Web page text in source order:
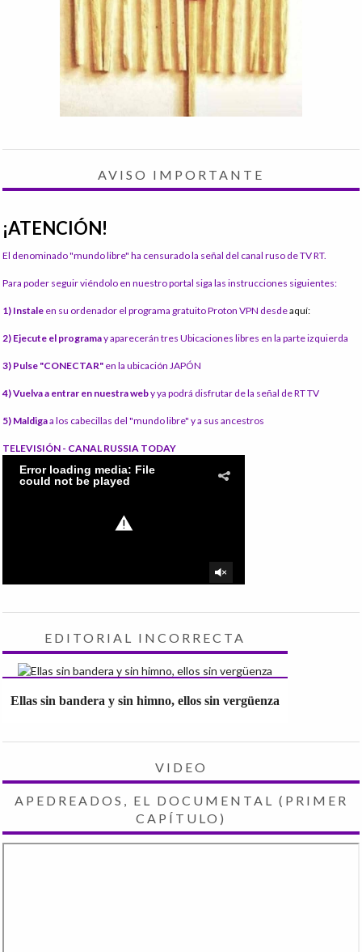
AVISO IMPORTANTE
¡ATENCIÓN!
El denominado "mundo libre" ha censurado la señal del canal ruso de TV RT.
Para poder seguir viéndolo en nuestro portal siga las instrucciones siguientes:
1) Instale en su ordenador el programa gratuito Proton VPN desdeaquí:
2) Ejecute el programay aparecerán tres Ubicaciones libres en la parte izquierda
3) Pulse "CONECTAR" en la ubicación JAPÓN
4) Vuelva a entrar en nuestra weby ya podrá disfrutar de la señal de RT TV
5) Maldigaa los cabecillas del "mundo libre" y a sus ancestros
TELEVISIÓN - CANAL RUSSIA TODAY
EDITORIAL INCORRECTA
Ellas sin bandera y sin himno, ellos sin vergüenza
VIDEO
APEDREADOS, EL DOCUMENTAL (PRIMER
CAPÍTULO)